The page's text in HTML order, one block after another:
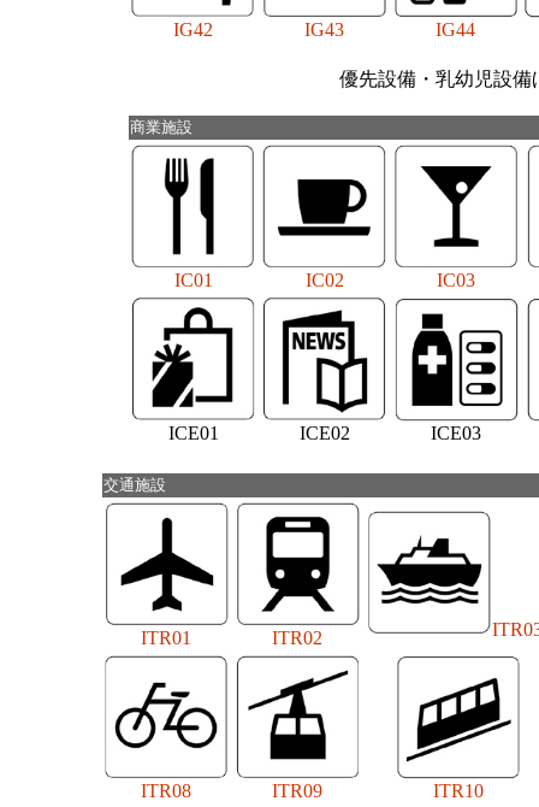
IG42 IG43 IG44
優先設備・乳幼児設
商業施設
IC01 IC02 IC03
ICE01 ICE02 ICE03
交通施設
ITR01 ITR02
ITR08 ITR09 ITR10